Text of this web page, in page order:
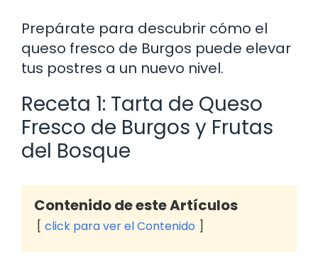
Prepárate para descubrir cómo el
queso fresco de Burgos puede elevar
tus postres a un nuevo nivel.
Receta 1: Tarta de Queso
Fresco de Burgos y Frutas
del Bosque
Contenido de este Artículos
click para ver el Contenido